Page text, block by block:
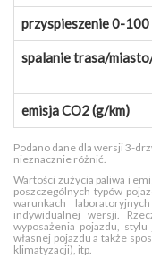
przyspieszenie 0-100
spalanie trasa/
emisja CO2 (g/km)
Podano dane dla wersji 3-
nieznacznie różnić.
Wartości zużycia paliwa i
poszczególnych typów
warunkach
indywidualnej wersji.
wyposażenia pojazdu,
własnej pojazdu a także
klimatyzacji), itp.